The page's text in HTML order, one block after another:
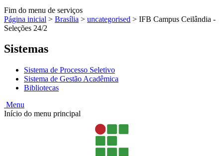
Fim do menu de serviços
Página inicial > Brasília > uncategorised > IFB Campus Ceilândia -
Seleções 24/2
Sistemas
Sistema de Processo Seletivo
Sistema de Gestão Acadêmica
Bibliotecas
Menu
Início do menu principal